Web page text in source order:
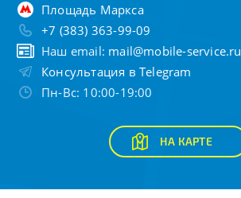
Площадь Маркса
+7 (383) 363-99-09
Наш email: mail@mobile-service.ru
Консультация в Telegram
Пн-Вс: 10:00-19:00
НА КАРТЕ